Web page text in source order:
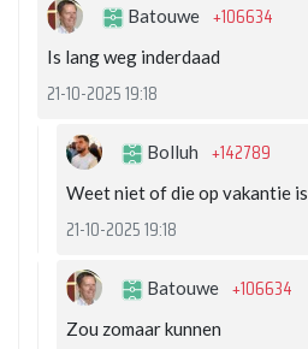
Batouwe +106634
Is lang weg inderdaad
21-10-2025 19:18
Bolluh +142789
Weet niet of die op vakantie is
21-10-2025 19:18
Batouwe +106634
Zou zomaar kunnen